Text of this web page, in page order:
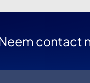
contact